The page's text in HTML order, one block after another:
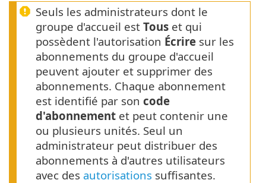
Seuls les administrateurs dont le
groupe d'accueil est Tous et qui
possèdent l'autorisation Écrire sur les
abonnements du groupe d'accueil
peuvent ajouter et supprimer des
abonnements. Chaque abonnement
est identifié par son code
d'abonnement et peut contenir une
ou plusieurs unités. Seul un
administrateur peut distribuer des
abonnements à d'autres utilisateurs
avec des autorisations suffisantes.